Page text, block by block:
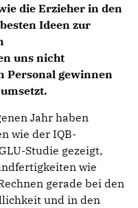
die Erzieher in den
Ideen zur
uns nicht
gewinnen
Jahr haben
wie der IQB-
Studie gezeigt,
wie
gerade bei den
und in den